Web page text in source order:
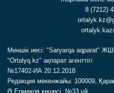
8 (7212)
Меншік иесі: "Saryarqa aqparat"
"Ortalyq.kz" ақпарат агенттігі
№17402-ИА 20.12.2018
Редакция мекенжайы: 100009,
Ә.Ермеков көшесі, №33 үй.